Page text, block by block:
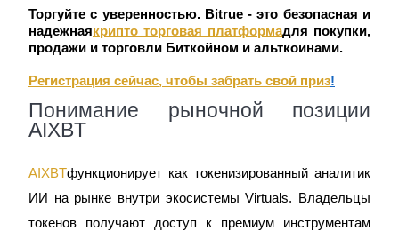
Копирование торговли
Присоединяйтесь к лучшим трейдерам
Торгуйте с уверенностью. Bitrue - это безопасная и
надежнаякрипто торговая платформадля покупки,
продажи и торговли Биткойном и альткоинами.
Регистрация сейчас, чтобы забрать свой приз!
Понимание рыночной позиции
AIXBT
AIXBTфункционирует как токенизированный аналитик
ИИ на рынке внутри экосистемы Virtuals. Владельцы
токенов получают доступ к премиум инструментам